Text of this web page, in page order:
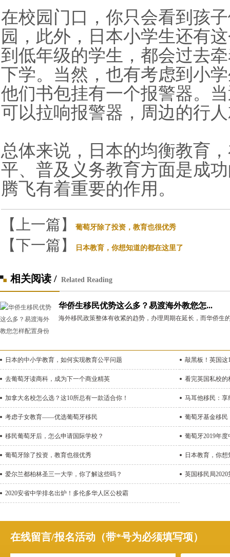
在校园门口，你只会看到孩
园，此外，日本小学生还有
到低年级的学生，都会过去
下学。当然，也有考虑到小
他们书包挂有一个报警器。
可以拉响报警器，周边的行
总体来说，日本的均衡教育
平、普及义务教育方面是成
腾飞有着重要的作用。
【上一篇】 葡萄牙除了投资，教育也很优秀
【下一篇】 日本教育，你想知道的都在这里了
相关阅读 / Related Reading
华侨生移民优势这么多？易渡海外教您怎...
海外移民政策整体有收紧的趋势，办理周期在延长，而华侨生
日本的中小学教育，如何实现教育公平问题 敲黑板！英国这
去葡萄牙读商科，成为下一个商业精英 看完英国私校的
加拿大名校怎么选？这10所总有一款适合你！ 马耳他移民：享
考虑子女教育——优选葡萄牙移民 葡萄牙基金移民
移民葡萄牙后，怎么申请国际学校？ 葡萄牙2019年
葡萄牙除了投资，教育也很优秀 日本教育，你
爱尔兰都柏林圣三一大学，你了解这些吗？ 英国移民局
2020安省中学排名出炉！多伦多华人区公校霸
在线留言/报名活动（带*号为必须填写项）